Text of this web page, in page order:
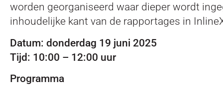
worden georganiseerd waar dieper wordt
inhoudelijke kant van de rapportages in
Datum: donderdag 19 juni 2025
Tijd: 10:00 – 12:00 uur
Programma